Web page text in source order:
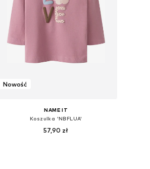
Nowość
NAME IT
Koszulka 'NBFLUA'
57,90 zł